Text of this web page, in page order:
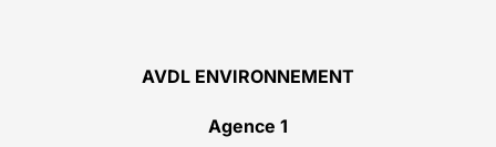
AVDL ENVIRONNEMENT
Agence 1